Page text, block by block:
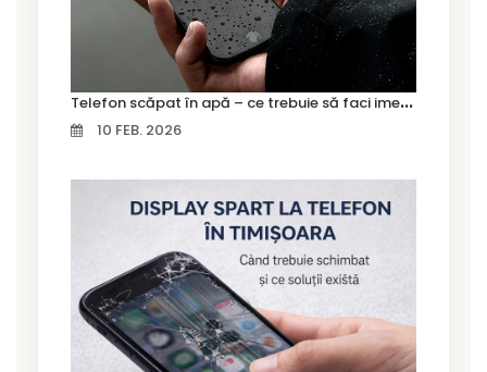
T
elefon scăpat în apă – ce trebuie să faci imediat și ce greșeli să eviți
10 FEB. 2026